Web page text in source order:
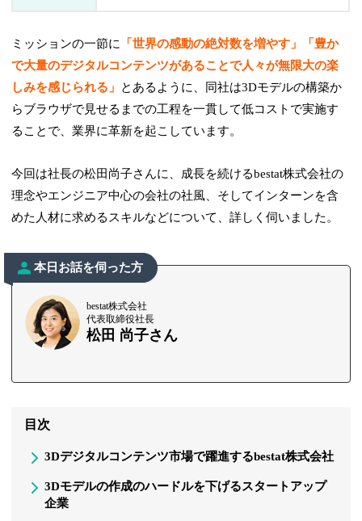
ミッションの一節に
「世界の感動の絶対数を増やす」「豊か
で大量のデジタルコンテンツがあることで人々が無限大の楽
しみを感じられる」
とあるように、同社は3Dモデルの構築か
らブラウザで見せるまでの工程を一貫して低コストで実施す
ることで、業界に革新を起こしています。
今回は社長の松田尚子さんに、成長を続けるbestat株式会社の
理念やエンジニア中心の会社の社風、そしてインターンを含
めた人材に求めるスキルなどについて、詳しく伺いました。
本日お話を伺った方
bestat株式会社
代表取締役社長
松田 尚子さん
目次
3Dデジタルコンテンツ市場で躍進するbestat株式会社
3Dモデルの作成のハードルを下げるスタートアップ
企業